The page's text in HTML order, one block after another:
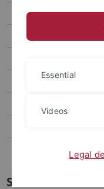
Downloadbereich
Zeiterfassung und
Gesetze, Richtlinien
Berufungsmanagement
Essential
Videos
Legal